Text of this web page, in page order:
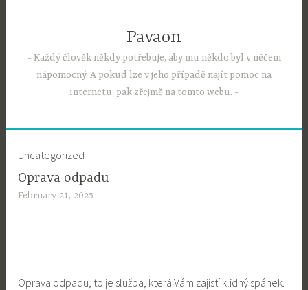
Pavaon
Každý člověk někdy potřebuje, aby mu někdo byl v něčem
nápomocný. A pokud lze v jeho případě najít pomoc na
internetu, pak zřejmě na tomto webu.
Uncategorized
Oprava odpadu
February 21, 2025
Oprava odpadu, to je služba, která Vám zajistí klidný spánek.